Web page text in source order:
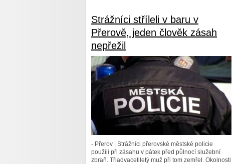
Strážníci stříleli v baru v
Přerově, jeden člověk zásah
nepřežil
- Přerov | Strážníci přerovské městské policie
použili při zásahu v pátek před půlnocí služební
zbraň. Třiadvacetiletý muž při tom zemřel. Okolnosti